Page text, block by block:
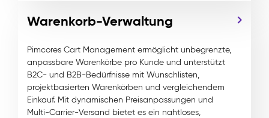
Warenkorb-Verwaltung
Pimcores Cart Management ermöglicht unbegrenzte,
anpassbare Warenkörbe pro Kunde und unterstützt
B2C- und B2B-Bedürfnisse mit Wunschlisten,
projektbasierten Warenkörben und vergleichendem
Einkauf. Mit dynamischen Preisanpassungen und
Multi-Carrier-Versand bietet es ein nahtloses,